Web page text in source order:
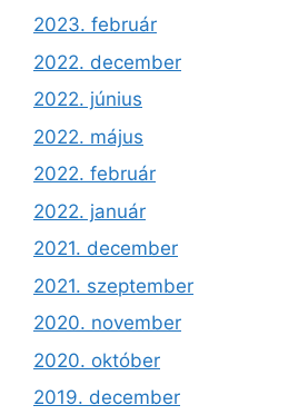
2023. február
2022. december
2022. június
2022. május
2022. február
2022. január
2021. december
2021. szeptember
2020. november
2020. október
2019. december